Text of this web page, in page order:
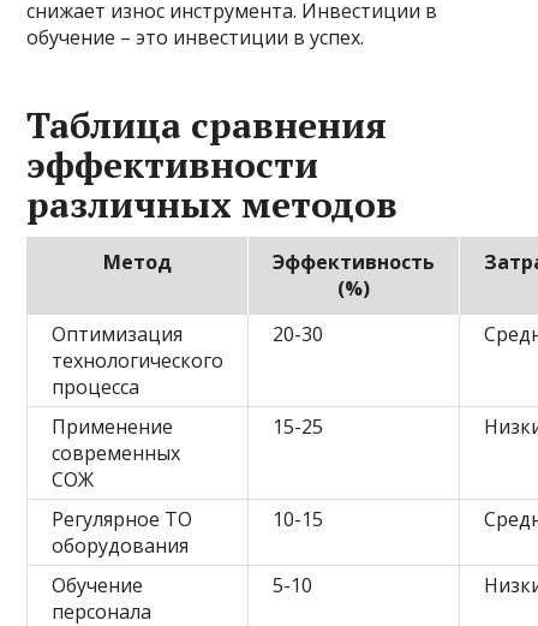
снижает износ инструмента. Инвестиции в
обучение – это инвестиции в успех.
Таблица сравнения
эффективности
различных методов
Метод
Эффективность
(%)
Оптимизация
технологического
процесса
20-30
Применение
современных
СОЖ
15-25
Регулярное ТО
оборудования
10-15
Обучение
персонала
5-10